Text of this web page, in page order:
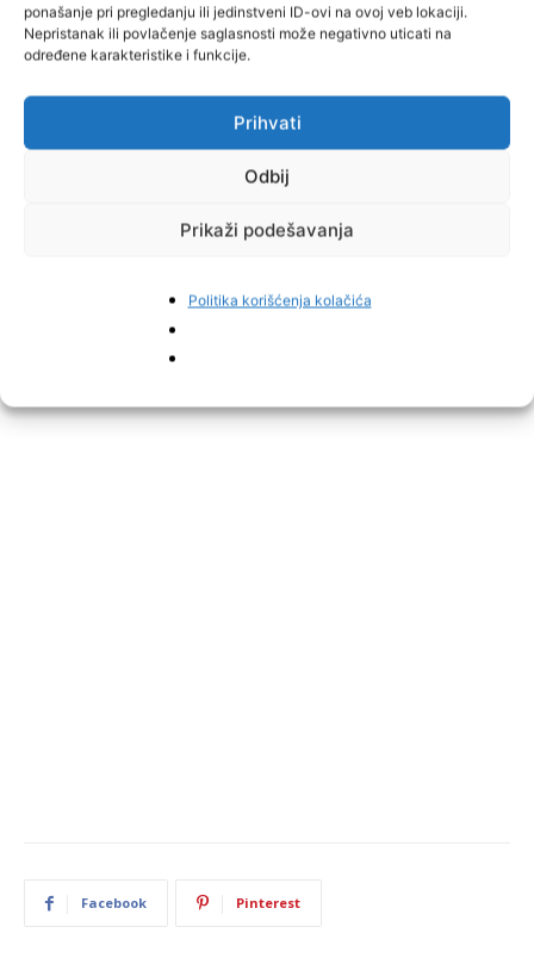
ponašanje pri pregledanju ili jedinstveni ID-ovi na ovoj veb lokaciji.
Nepristanak ili povlačenje saglasnosti može negativno uticati na
određene karakteristike i funkcije.
Prihvati
Odbij
Prikaži podešavanja
Politika korišćenja kolačića
Španiji – Katalonija i Andaluzija jasno pokazuju razlike unutar iste
države, piše
BUKA.
Miloš Popović na kraju dodaje:
posao nisu između država, nego unutar njih. Sjever vs. jug, istok
Facebook Pinterest